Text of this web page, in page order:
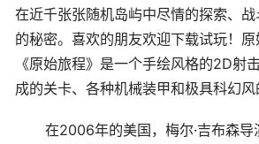
在近千张张随机岛屿中尽情的探索、
的秘密。喜欢的朋友欢迎下载试玩！
《原始旅程》是一个手绘风格的2D射
成的关卡、各种机械装甲和极具科幻风
在2006年的美国，梅尔·吉布森